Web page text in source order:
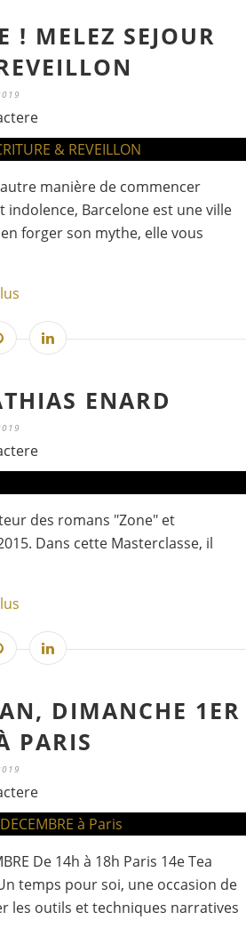
! MELEZ SEJOUR
autre manière de commencer
Barcelone est une ville
forger son mythe, elle vous
ENARD
des romans "Zone" et
Dans cette Masterclasse, il
DIMANCHE 1ER
PARIS
De 14h à 18h Paris 14e Tea
temps pour soi, une occasion de
les outils et techniques narratives